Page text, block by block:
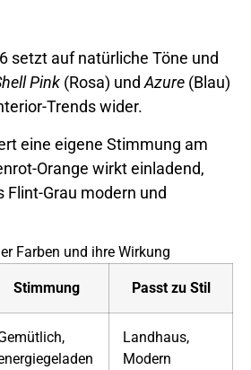
setzt auf natürliche Töne und
Pink (Rosa) undAzure (Blau)
Trends wider.
eine eigene Stimmung am
Orange wirkt einladend,
Grau modern und
Farben und ihre Wirkung
Stimmung Passt zu Stil
Landhaus,
Modern